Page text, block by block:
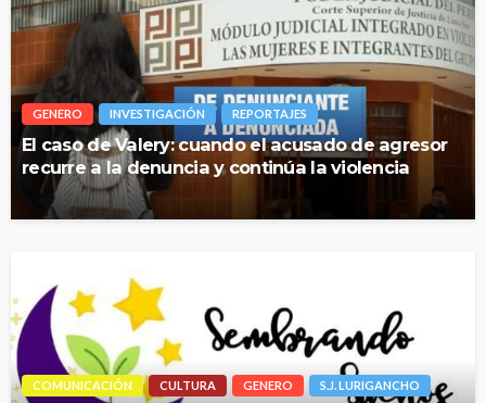
GENERO INVESTIGACIÓN REPORTAJES
El caso de Valery: cuando el acusado de agresor
recurre a la denuncia y continúa la violencia
COMUNICACIÓN CULTURA GENERO S.J. LURIGANCHO